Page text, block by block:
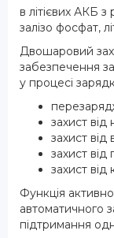
в літієвих АКБ з
залізо фосфат,
Двошаровий
забезпечення
у процесі
захист від
захист
захист
захист
Функція
автоматичного
підтримання